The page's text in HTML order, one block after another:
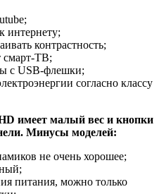
интернету;
контрастность;
смарт-ТВ;
с USB-флешки;
согласно классу
имеет малый вес и кнопки
Минусы моделей:
не очень хорошее;
питания, можно только